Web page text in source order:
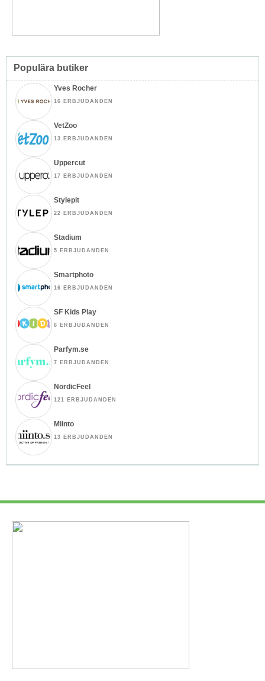
Populära butiker
Yves Rocher
16 ERBJUDANDEN
VetZoo
13 ERBJUDANDEN
Uppercut
17 ERBJUDANDEN
Stylepit
22 ERBJUDANDEN
Stadium
5 ERBJUDANDEN
Smartphoto
16 ERBJUDANDEN
SF Kids Play
6 ERBJUDANDEN
Parfym.se
7 ERBJUDANDEN
NordicFeel
121 ERBJUDANDEN
Miinto
13 ERBJUDANDEN